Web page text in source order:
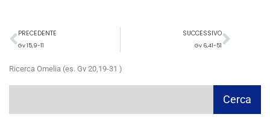
Precedente
PRECEDENTE
Gv 15,9-11
SUCCESSIVO
Gv 6,41-51
Ricerca Omelia (es. Gv 20,19-31 )
Cerca